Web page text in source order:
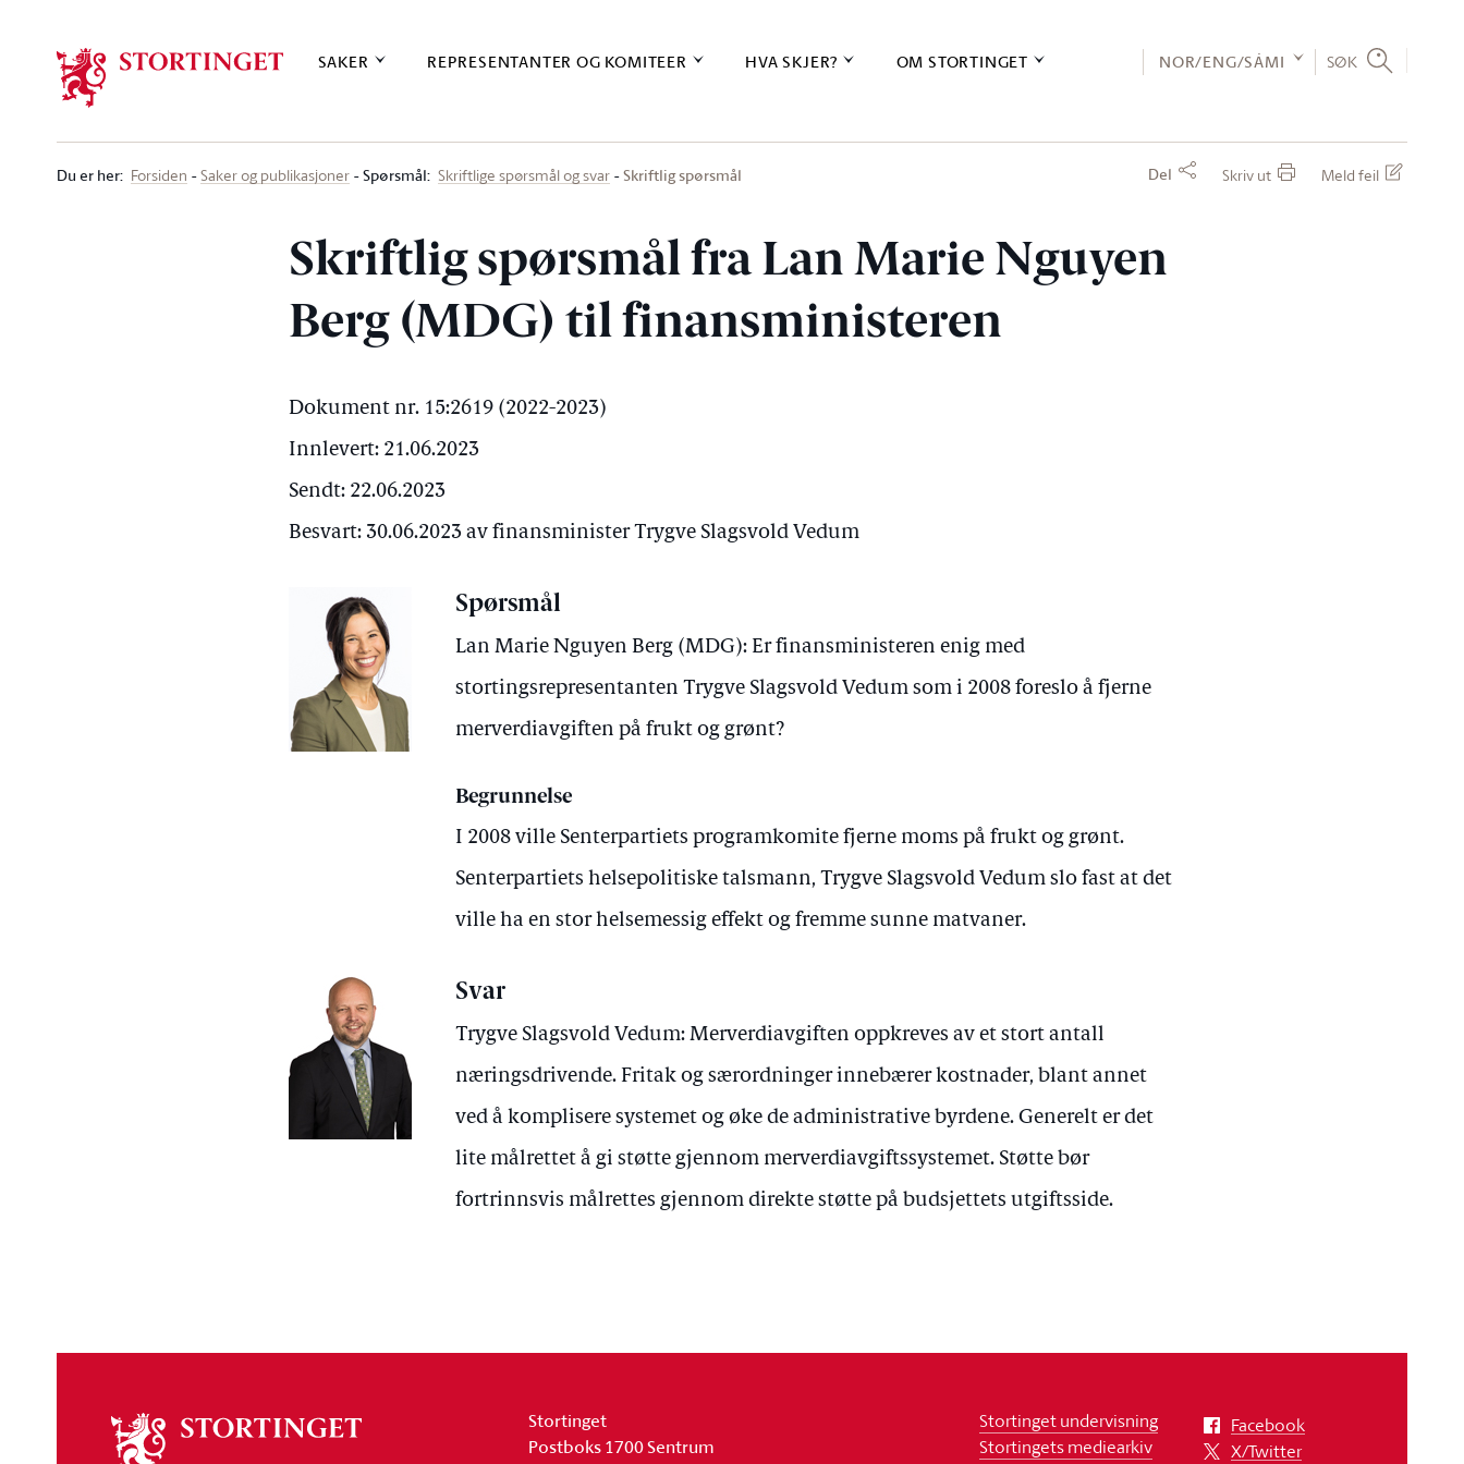
SAKER REPRESENTANTER OG KOMITEER HVA SKJER? OM STORTINGET NOR/ENG/SÁMI SØK
Du er her: Forsiden Saker og publikasjoner Spørsmål: Skriftlige spørsmål og svar Skriftlig spørsmål Del Skriv ut Meld feil
Skriftlig spørsmål fra Lan Marie Nguyen
Berg (MDG) til finansministeren
Dokument nr. 15:2619 (2022-2023)
Innlevert: 21.06.2023
Sendt: 22.06.2023
Besvart: 30.06.2023 av finansminister Trygve Slagsvold Vedum
Spørsmål
Lan Marie Nguyen Berg (MDG): Er finansministeren enig med
stortingsrepresentanten Trygve Slagsvold Vedum som i 2008 foreslo å fjerne
merverdiavgiften på frukt og grønt?
Begrunnelse
I 2008 ville Senterpartiets programkomite fjerne moms på frukt og grønt.
Senterpartiets helsepolitiske talsmann, Trygve Slagsvold Vedum slo fast at det
ville ha en stor helsemessig effekt og fremme sunne matvaner.
Svar
Trygve Slagsvold Vedum: Merverdiavgiften oppkreves av et stort antall
næringsdrivende. Fritak og særordninger innebærer kostnader, blant annet
ved å komplisere systemet og øke de administrative byrdene. Generelt er det
lite målrettet å gi støtte gjennom merverdiavgiftssystemet. Støtte bør
fortrinnsvis målrettes gjennom direkte støtte på budsjettets utgiftsside.
stortinget
Stortinget
Postboks 1700 Sentrum
Stortinget undervisning
Stortingets mediearkiv
Facebook
X/Twitter